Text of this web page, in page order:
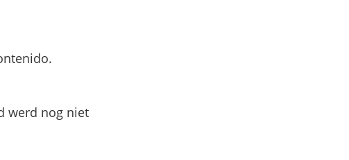
werd nog niet